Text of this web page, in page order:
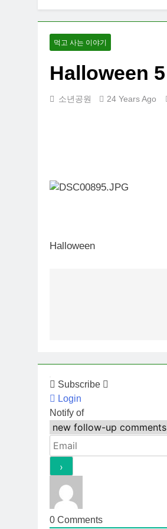
먹고 사는 이야기
Halloween 5
소년공원 24 Years Ago
Halloween
Subscribe
Login
Notify of
0 Comments